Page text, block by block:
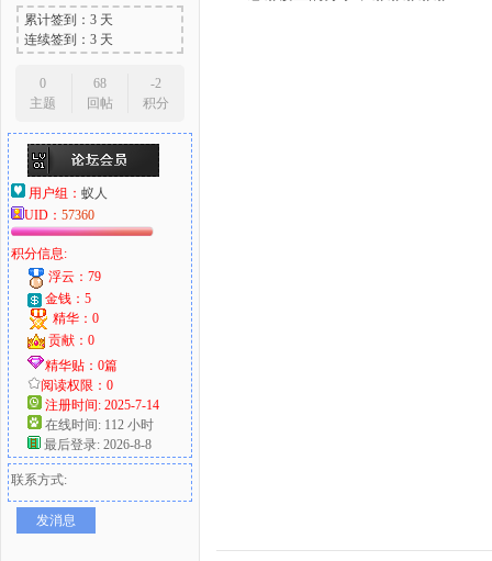
累计签到：3 天
连续签到：3 天
0
主题
68
回帖
-2
积分
用户组： 蚁人
UID： 57360
积分信息:
浮云：79
金钱：5
精华：0
贡献：0
精华贴：0篇
阅读权限：0
注册时间: 2025-7-14
在线时间: 112 小时
最后登录: 2026-8-8
联系方式:
发消息